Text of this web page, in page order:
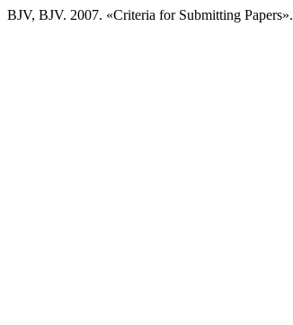
BJV, BJV. 2007. «Criteria for Submitting Papers».